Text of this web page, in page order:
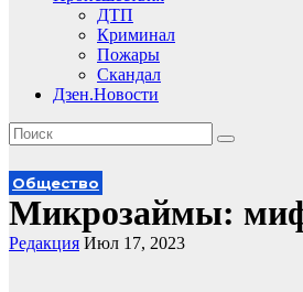
ДТП
Криминал
Пожары
Скандал
Дзен.Новости
Общество
Микрозаймы:
Редакция Июл 17, 2023